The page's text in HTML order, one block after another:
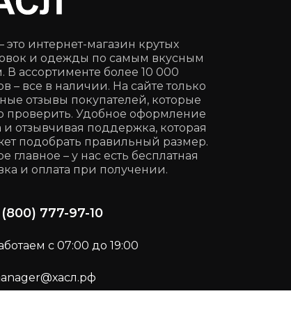
это интернет-магазин крутых
и одежды по самым вкусным
В ассортименте более 10 000
– все в наличии. На сайте только
отзывы покупателей, которые
проверить. Удобное оформление
и отзывчивая поддержка, которая
подобрать правильный размер.
главное – у нас есть бесплатная
и оплата при получении.
777-97-10
с 07:00 до 19:00